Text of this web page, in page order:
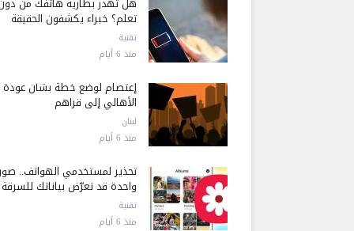
تعلم؟ خبراء يكشفون الحقيقة
تقنية
منذ 6 أيام
إعتصام لوضع خطة بشأن عودة
الأهالي إلى قراهم
لبنان
منذ 6 أيام
تحذير لمستخدمي الهواتف..
واحدة قد تعرّض بياناتك للسرقة
تقنية
منذ 6 أيام